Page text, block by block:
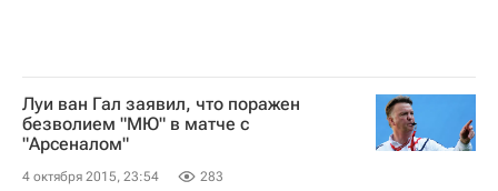
Луи ван Гал заявил, что поражен
безволием "МЮ" в матче с
"Арсеналом"
4 октября 2015, 23:54 283